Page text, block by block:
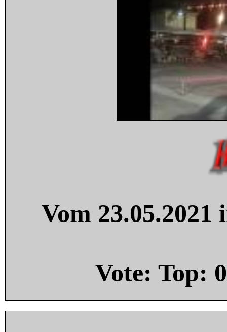
Vom
Vote: Top: 0